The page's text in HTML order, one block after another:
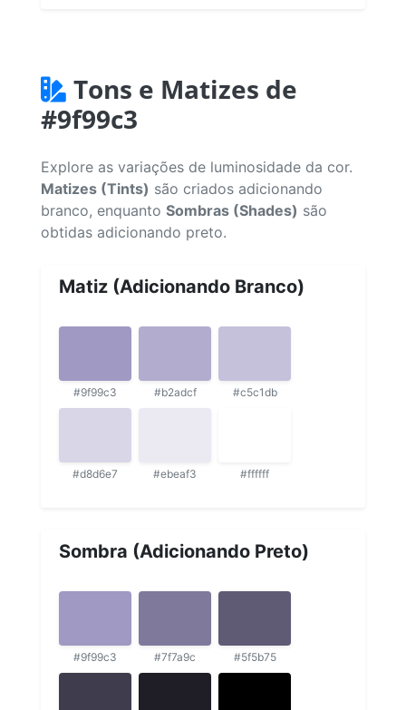
Tons e Matizes de
#9f99c3
Explore as variações de luminosidade da cor.
Matizes (Tints) são criados adicionando
branco, enquanto Sombras (Shades) são
obtidas adicionando preto.
Matiz (Adicionando Branco)
#9f99c3 #b2adcf #c5c1db
#d8d6e7 #ebeaf3 #ffffff
Sombra (Adicionando Preto)
#9f99c3 #7f7a9c #5f5b75